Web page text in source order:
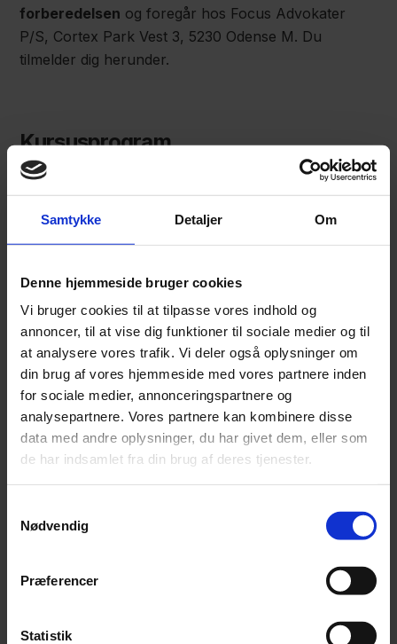
Samtykke Detaljer Om
Denne hjemmeside bruger cookies
Vi bruger cookies til at tilpasse vores indhold og
annoncer, til at vise dig funktioner til sociale medier og til
at analysere vores trafik. Vi deler også oplysninger om
din brug af vores hjemmeside med vores partnere inden
for sociale medier, annonceringspartnere og
analysepartnere. Vores partnere kan kombinere disse
data med andre oplysninger, du har givet dem, eller som
de har indsamlet fra din brug af deres tjenester.
Nødvendig
Præferencer
Statistik
forberedelsen og foregår hos Focus Advokater
P/S, Cortex Park Vest 3, 5230 Odense M. Du
tilmelder dig herunder.
Kursusprogram
indtil 1. processkrift
Onsdag den 13. marts 2024 – Afslutning af
forberedelsen
Onsdag den 10. april 2024 –
Hovedforhandlingen
Onsdag den 15. maj 2024 – Afhøringsteknikker
Kursernes indhold er uddybet i vedlagte invitation.
Tilmelding
Du
tilmelder dig her
fra pjecen her.
Du kan tilmelde dig hele kursusprogrammet eller
udvælge emner/dage. Af hensyn til planlægning,
tilmeldingsfristen senest 8 dage før kursusdag.